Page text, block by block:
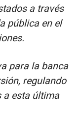
a través
pública en el
para la banca
regulando
a esta última